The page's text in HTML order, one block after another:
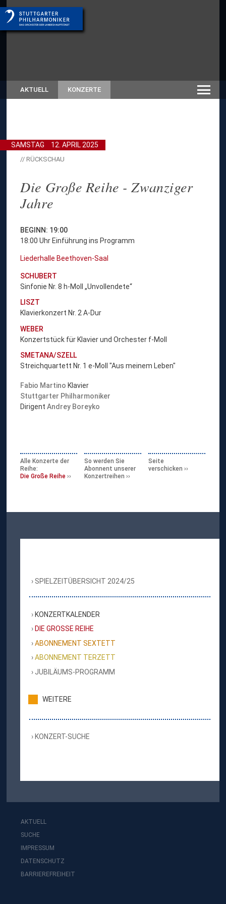
AKTUELL KONZERTE
SAMSTAG 12. APRIL 2025
// RÜCKSCHAU
Die Große Reihe - Zwanziger
Jahre
BEGINN: 19:00
18:00 Uhr Einführung ins Programm
Liederhalle Beethoven-Saal
SCHUBERT
Sinfonie Nr. 8 h-Moll „Unvollendete“
LISZT
Klavierkonzert Nr. 2 A-Dur
WEBER
Konzertstück für Klavier und Orchester f-Moll
SMETANA/SZELL
Streichquartett Nr. 1 e-Moll "Aus meinem Leben"
Fabio Martino Klavier
Stuttgarter Philharmoniker
DirigentAndrey Boreyko
Alle Konzerte der
Reihe:
Die Große Reihe
So werden Sie
Abonnent unserer
Konzertreihen
Seite
verschicken
SPIELZEITÜBERSICHT 2024/25
KONZERTKALENDER
DIE GROSSE REIHE
ABONNEMENT SEXTETT
ABONNEMENT TERZETT
JUBILÄUMS-PROGRAMM
WEITERE
KONZERT-SUCHE
AKTUELL
SUCHE
IMPRESSUM
DATENSCHUTZ
BARRIEREFREIHEIT